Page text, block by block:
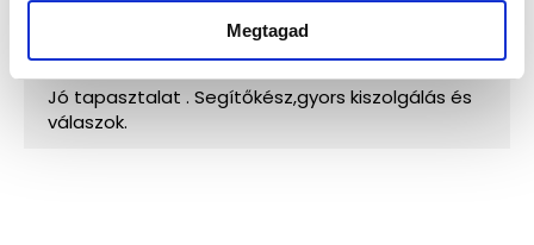
Megtagad